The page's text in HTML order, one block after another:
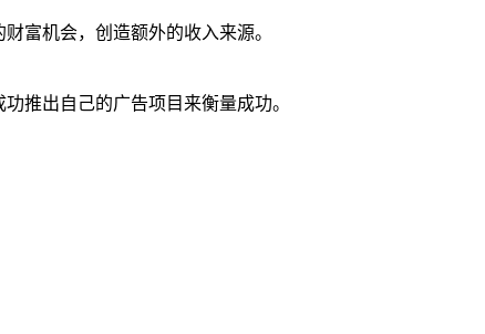
富机会，创造额外的收入来源。
推出自己的广告项目来衡量成功。